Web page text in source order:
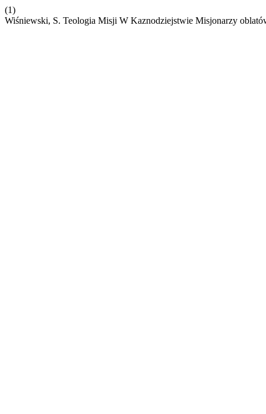
(1)
Wiśniewski, S. Teologia Misji W Kaznodziejstwie Misjonarzy